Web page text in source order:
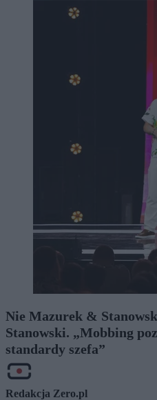
Nie Mazurek &
Stanowski. „Mobbing
standardy szefa”
Redakcja Zero.pl